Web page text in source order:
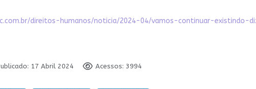
direitos-humanos/noticia/2024-04/vamos-continuar-
17 Abril 2024 Acessos: 3994